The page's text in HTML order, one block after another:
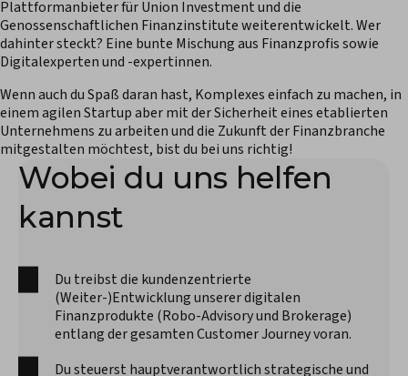
Plattformanbieter für Union Investment und die
Genossenschaftlichen Finanzinstitute weiterentwickelt. Wer
dahinter steckt? Eine bunte Mischung aus Finanzprofis sowie
Digitalexperten und -expertinnen.
Wenn auch du Spaß daran hast, Komplexes einfach zu machen, in
einem agilen Startup aber mit der Sicherheit eines etablierten
Unternehmens zu arbeiten und die Zukunft der Finanzbranche
mitgestalten möchtest, bist du bei uns richtig!
Wobei du uns helfen
kannst
Du treibst die kundenzentrierte
(Weiter-)Entwicklung unserer digitalen
Finanzprodukte (Robo-Advisory und Brokerage)
entlang der gesamten Customer Journey voran.
Du steuerst hauptverantwortlich strategische und